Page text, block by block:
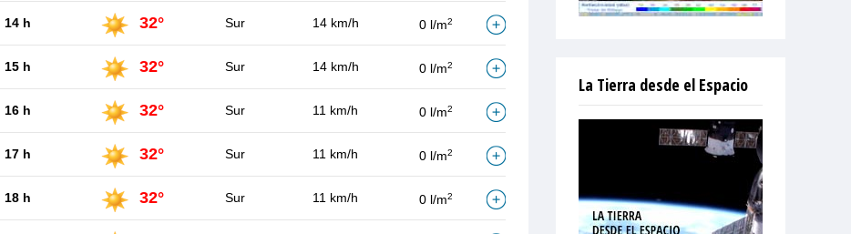
14 h 32° Sur 14 km/h 0 l/m2
15 h 32° Sur 14 km/h 0 l/m2
16 h 32° Sur 11 km/h 0 l/m2
17 h 32° Sur 11 km/h 0 l/m2
18 h 32° Sur 11 km/h 0 l/m2
La Tierra desde el Espacio